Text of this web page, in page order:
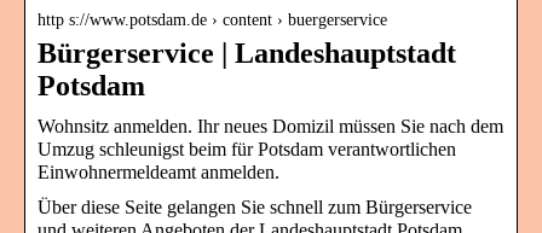
http s://www.potsdam.de › content › buergerservice
Bürgerservice | Landeshauptstadt
Potsdam
Wohnsitz anmelden. Ihr neues Domizil müssen Sie nach dem
Umzug schleunigst beim für Potsdam verantwortlichen
Einwohnermeldeamt anmelden.
Über diese Seite gelangen Sie schnell zum Bürgerservice